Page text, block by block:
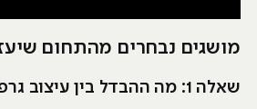
מושגים נבחרים מהתחום
שאלה 1: מה ההבדל בין עיצוב גרפי לתקשורת חזותית?